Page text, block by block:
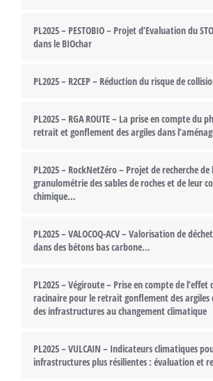
PL2025 – PESTOBIO – Projet d’Evaluation du
dans le BIOchar
PL2025 – R2CEP – Réduction du risque de
PL2025 – RGA ROUTE – La prise en compte du
retrait et gonflement des argiles dans
PL2025 – RockNetZéro – Projet de recherche de
granulométrie des sables de roches et de leur
chimique…
PL2025 – VALOCOQ-ACV – Valorisation de
dans des bétons bas carbone…
PL2025 – Végiroute – Prise en compte de l’effet
racinaire pour le retrait gonflement des argiles
des infrastructures au changement climatique
PL2025 – VULCAIN – Indicateurs climatiques
infrastructures plus résilientes : évaluation et